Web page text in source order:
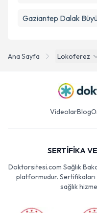
Ana Sayfa Lokoferez
Gaziantep Dalak
VideolarBlog
SERTİFİKA
Doktorsitesi.com Sağlık
platformudur. Sertifikaları
sağlık